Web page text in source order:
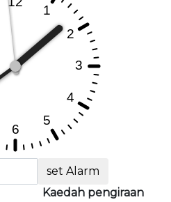
set Alarm
Kaedah pengiraan